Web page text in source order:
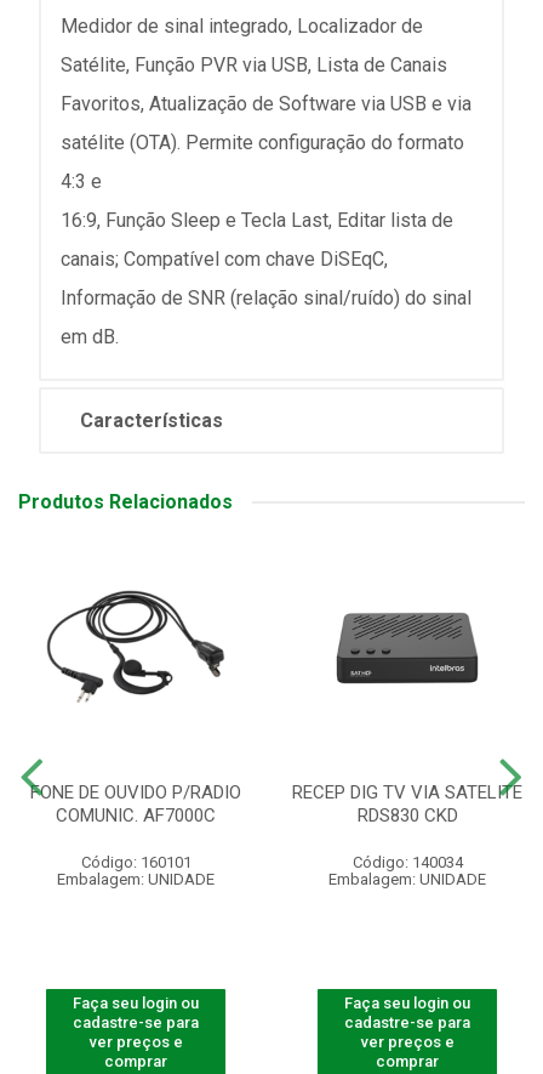
Medidor de sinal integrado, Localizador de
Satélite, Função PVR via USB, Lista de Canais
Favoritos, Atualização de Software via USB e via
satélite (OTA). Permite configuração do formato
4:3 e
16:9, Função Sleep e Tecla Last, Editar lista de
canais; Compatível com chave DiSEqC,
Informação de SNR (relação sinal/ruído) do sinal
em dB.
Características
Produtos Relacionados
FONE DE OUVIDO P/RADIO
COMUNIC. AF7000C
Código: 160101
Embalagem: UNIDADE
Faça seu login ou
cadastre-se para
ver preços e
comprar
RECEP DIG TV VIA SATELITE
RDS830 CKD
Código: 140034
Embalagem: UNIDADE
Faça seu login ou
cadastre-se para
ver preços e
comprar